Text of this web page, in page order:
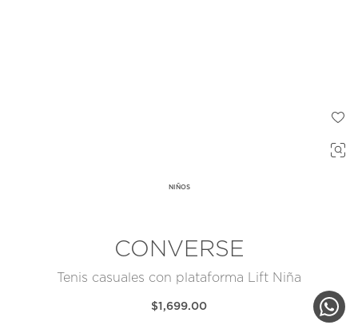
NIÑOS
CONVERSE
Tenis casuales con plataforma Lift Niña
$1,699.00